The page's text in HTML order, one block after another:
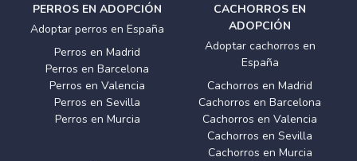
PERROS EN ADOPCIÓN
Adoptar perros en España
Perros en Madrid
Perros en Barcelona
Perros en Valencia
Perros en Sevilla
Perros en Murcia
CACHORROS EN
ADOPCIÓN
Adoptar cachorros en
España
Cachorros en Madrid
Cachorros en Barcelona
Cachorros en Valencia
Cachorros en Sevilla
Cachorros en Murcia